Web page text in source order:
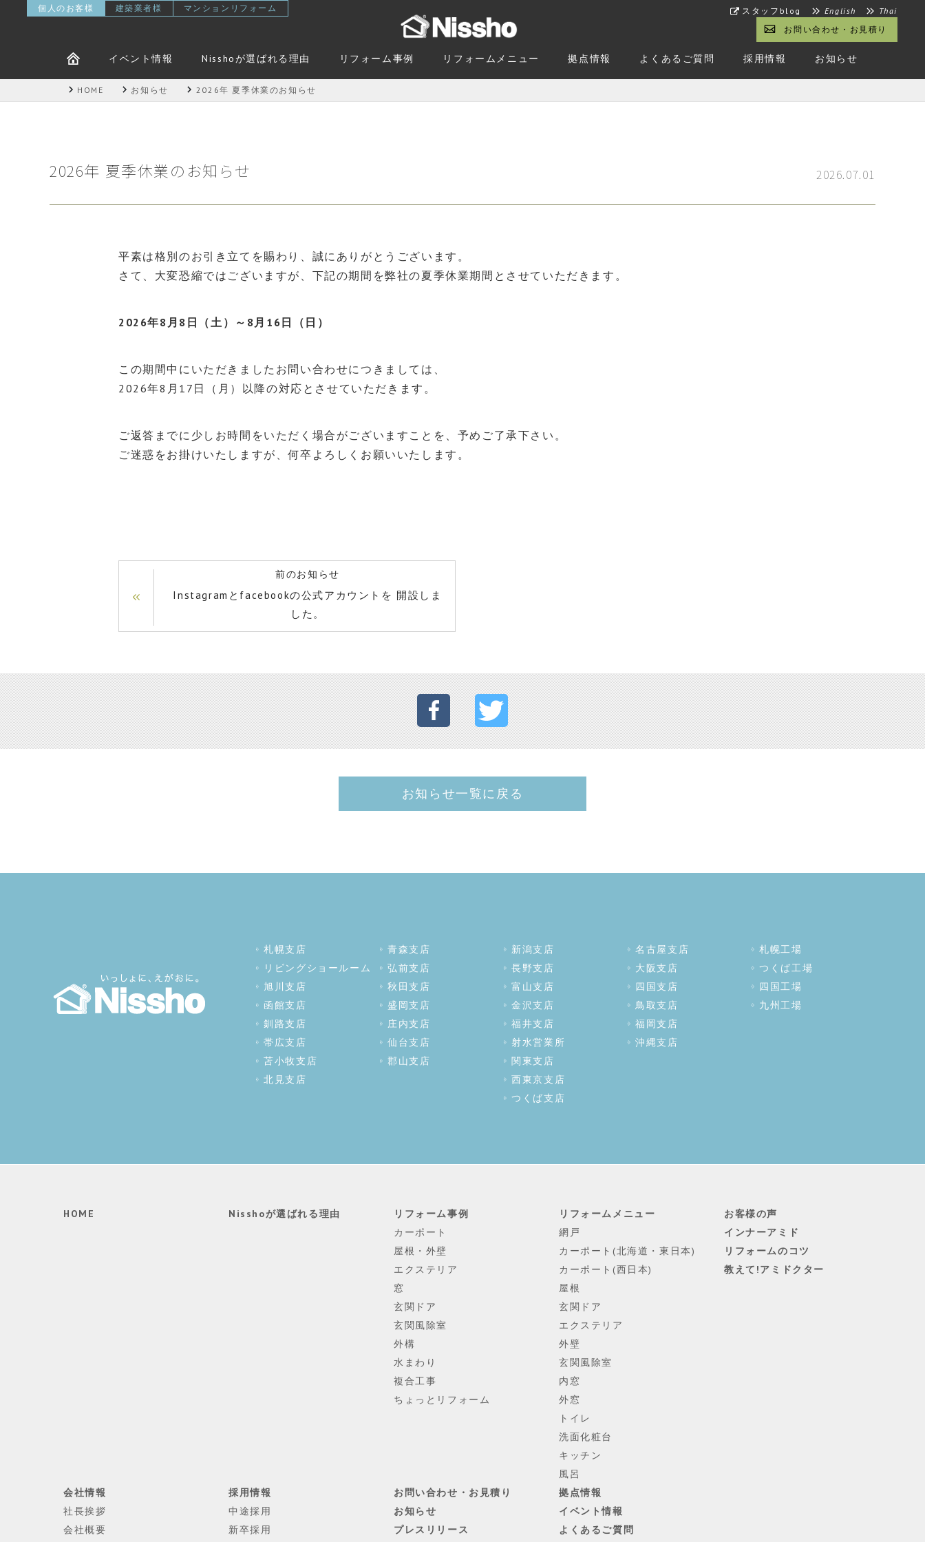
個人のお客様 建築業者様 マンションリフォーム スタッフblog English
Thai
お問い合わせ・お見積り
イベント情報 Nisshoが選ばれる理由 リフォーム事例 リフォームメニュー 拠点情報 よくあるご質問 採用情報 お知らせ
HOME お知らせ 2026年 夏季休業のお知らせ
2026年 夏季休業のお知らせ 2026.07.01
平素は格別のお引き立てを賜わり、誠にありがとうございます。
さて、大変恐縮ではございますが、下記の期間を弊社の夏季休業期間とさせていただきます。
2026年8月8日（土）～8月16日（日）
この期間中にいただきましたお問い合わせにつきましては、
2026年8月17日（月）以降の対応とさせていただきます。
ご返答までに少しお時間をいただく場合がございますことを、予めご了承下さい。
ご迷惑をお掛けいたしますが、何卒よろしくお願いいたします。
前のお知らせ
Instagramとfacebookの公式アカウントを 開設しま
した。
お知らせ一覧に戻る
札幌支店
リビングショールーム
旭川支店
函館支店
釧路支店
帯広支店
苫小牧支店
北見支店
青森支店
弘前支店
秋田支店
盛岡支店
庄内支店
仙台支店
郡山支店
新潟支店
長野支店
富山支店
金沢支店
福井支店
射水営業所
関東支店
西東京支店
つくば支店
名古屋支店
大阪支店
四国支店
鳥取支店
福岡支店
沖縄支店
札幌工場
つくば工場
四国工場
九州工場
HOME Nisshoが選ばれる理由
リフォーム事例
カーポート
屋根・外壁
エクステリア
窓
玄関ドア
玄関風除室
外構
水まわり
複合工事
ちょっとリフォーム
リフォームメニュー
網戸
カーポート(北海道・東日本)
カーポート(西日本)
屋根
玄関ドア
エクステリア
外壁
玄関風除室
内窓
外窓
トイレ
洗面化粧台
キッチン
風呂
お客様の声
インナーアミド
リフォームのコツ
教えて!アミドクター
会社情報
社長挨拶
会社概要
採用情報
中途採用
新卒採用
お問い合わせ・お見積り
お知らせ
プレスリリース
拠点情報
イベント情報
よくあるご質問